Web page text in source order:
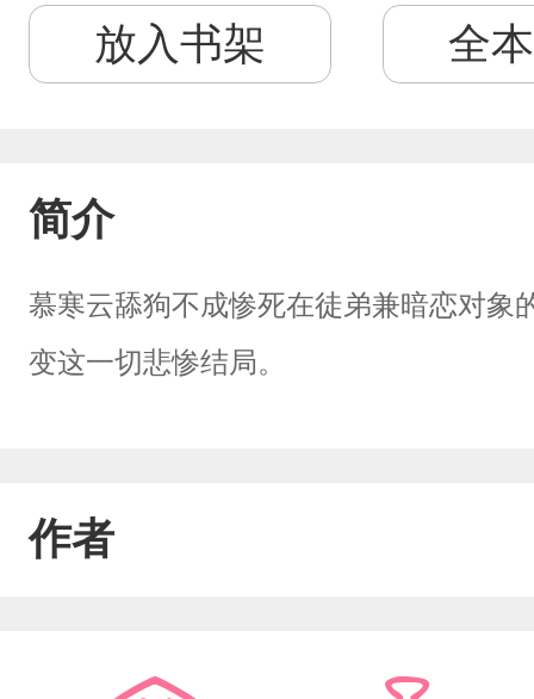
放入书架 全
简介
慕寒云舔狗不成惨死在徒弟兼暗恋对象
变这一切悲惨结局。
作者